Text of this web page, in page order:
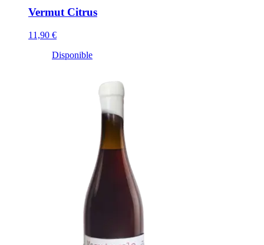
Vermut Citrus
11,90 €
Disponible